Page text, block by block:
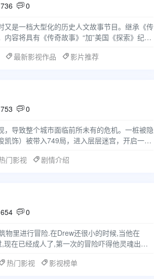
 0
又是一档大型化的历史人文故事节目。继承《传
容将具有《传奇故事》“加”美国《探索》纪实
最新影视作品 影片推荐
 0
导致整个城市面临前所未有的危机。一桩被隐
饰）被带入749局，进入层层迷宫，开启一程
门影视 剧情介绍
 0
物里进行冒险.在Drew还很小的时候,当他在
在已经成人了,第一次的冒险吓得他灵魂出窍,
热门影视 影视榜单